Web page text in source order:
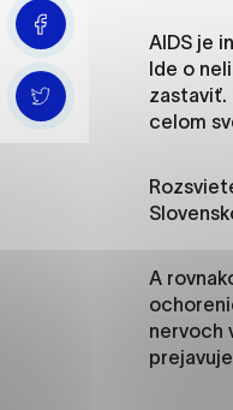
AIDS je
Ide o
zastaviť.
celom
A
nervoch
stránky. Bez
Analytické
aby mohol
možné ich